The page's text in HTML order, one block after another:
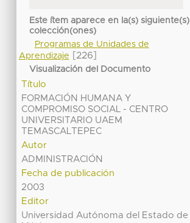
Este ítem aparece en la(s) siguiente(s)
colección(ones)
Programas de Unidades de
Aprendizaje
[226]
Visualización del Documento
Título
FORMACIÓN HUMANA Y
COMPROMISO SOCIAL - CENTRO
UNIVERSITARIO UAEM
TEMASCALTEPEC
Autor
ADMINISTRACIÓN
Fecha de publicación
2003
Editor
Universidad Autónoma del Estado de